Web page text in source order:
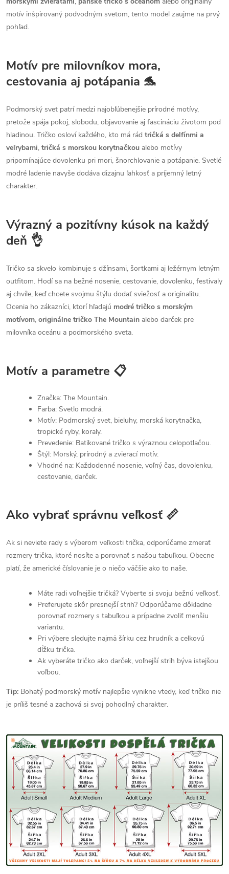
motív inšpirovaný podvodným svetom, tento model zaujme na prvý
pohľad.
Motív pre milovníkov mora,
cestovania aj potápania 🐬
Podmorský svet patrí medzi najobľúbenejšie prírodné motívy,
pretože spája pokoj, slobodu, objavovanie aj fascináciu životom pod
hladinou. Tričko osloví každého, kto má rád tričká s delfínmi a
veľrybami, tričká s morskou korytnačkou alebo motívy
pripomínajúce dovolenku pri mori, šnorchlovanie a potápanie. Svetlé
modré ladenie navyše dodáva dizajnu ľahkosť a príjemný letný
charakter.
Výrazný a pozitívny kúsok na každý
deň 👌
Tričko sa skvelo kombinuje s džínsami, šortkami aj ležérnym letným
outfitom. Hodí sa na bežné nosenie, cestovanie, dovolenku, festivaly
aj chvíle, keď chcete svojmu štýlu dodať sviežosť a originalitu.
Ocenia ho zákazníci, ktorí hľadajú modré tričko s morským
motívom, originálne tričko The Mountain alebo darček pre
milovníka oceánu a podmorského sveta.
Motív a parametre 📋
Značka: The Mountain.
Farba: Svetlo modrá.
Motív: Podmorský svet, bieluhy, morská korytnačka,
tropické ryby, koraly.
Prevedenie: Batikované tričko s výraznou celopotlačou.
Štýl: Morský, prírodný a zvierací motív.
Vhodné na: Každodenné nosenie, voľný čas, dovolenku,
cestovanie, darček.
Ako vybrať správnu veľkosť 📏
Ak si neviete rady s výberom veľkosti trička, odporúčame zmerať
rozmery trička, ktoré nosíte a porovnať s našou tabuľkou. Obecne
platí, že americké číslovanie je o niečo väčšie ako to naše.
Máte radi voľnejšie tričká? Vyberte si svoju bežnú veľkosť.
Preferujete skôr presnejší strih? Odporúčame dôkladne
porovnať rozmery s tabuľkou a prípadne zvoliť menšiu
variantu.
Pri výbere sledujte najmä šírku cez hrudník a celkovú
dĺžku trička.
Ak vyberáte tričko ako darček, voľnejší strih býva istejšou
voľbou.
Tip: Bohatý podmorský motív najlepšie vynikne vtedy, keď tričko nie
je príliš tesné a zachová si svoj pohodlný charakter.